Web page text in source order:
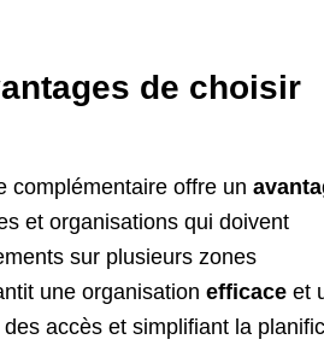
de choisir
complémentaire offre un
et organisations qui doivent
sur plusieurs zones
une organisation efficace et
accès et simplifiant la